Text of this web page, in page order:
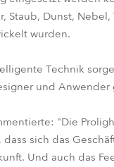
Staub, Dunst,
wurden.
Technik
und
"Die
sich das
Und auch das